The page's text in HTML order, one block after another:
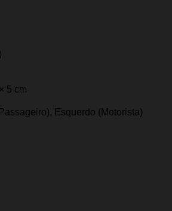
5 cm
Esquerdo (Motorista)